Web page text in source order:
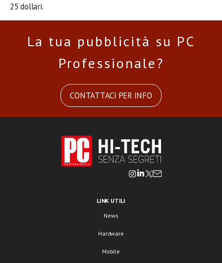
25 dollari.
La tua pubblicità su PC
Professionale?
CONTATTACI PER INFO
LINK UTILI
News
Hardware
Mobile